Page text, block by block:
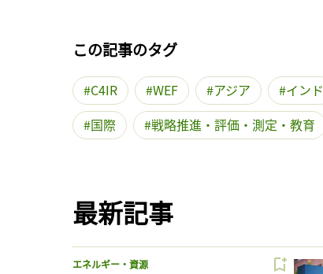
この記事のタグ
C4IR WEF アジア インド
国際
戦略推進・評価・測定・教育
最新記事
エネルギー・資源